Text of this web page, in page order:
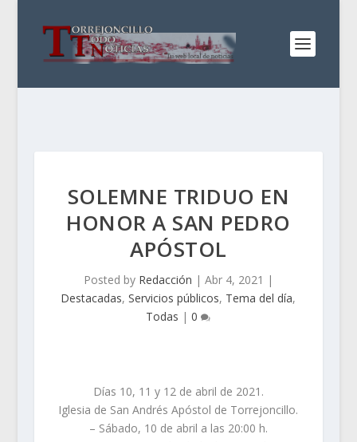
SOLEMNE TRIDUO EN
HONOR A SAN PEDRO
APÓSTOL
Posted by Redacción | Abr 4, 2021 |
Destacadas,Servicios públicos, Tema del día,
Todas |0
Días 10, 11 y 12 de abril de 2021.
Iglesia de San Andrés Apóstol de Torrejoncillo.
– Sábado, 10 de abril a las 20:00 h.